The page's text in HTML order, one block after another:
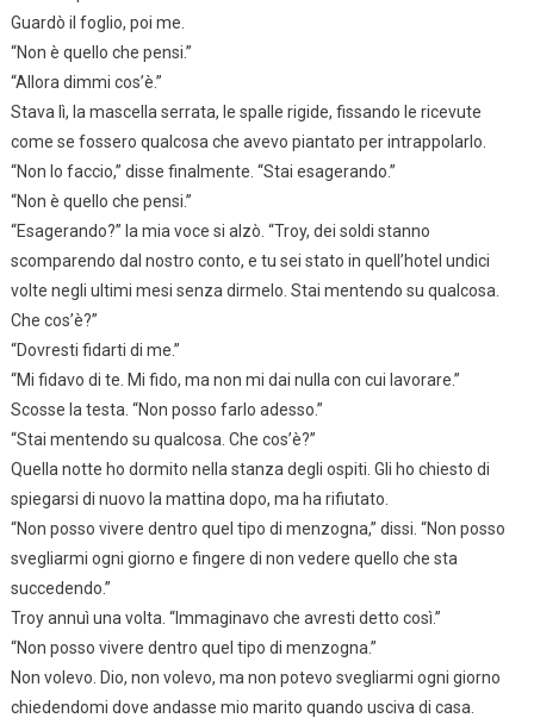
Guardò il foglio, poi me.
“Non è quello che pensi.”
“Allora dimmi cos’è.”
Stava lì, la mascella serrata, le spalle rigide, fissando le ricevute
come se fossero qualcosa che avevo piantato per intrappolarlo.
“Non lo faccio,” disse finalmente. “Stai esagerando.”
“Non è quello che pensi.”
“Esagerando?” la mia voce si alzò. “Troy, dei soldi stanno
scomparendo dal nostro conto, e tu sei stato in quell’hotel undici
volte negli ultimi mesi senza dirmelo. Stai mentendo su qualcosa.
Che cos’è?”
“Dovresti fidarti di me.”
“Mi fidavo di te. Mi fido, ma non mi dai nulla con cui lavorare.”
Scosse la testa. “Non posso farlo adesso.”
“Stai mentendo su qualcosa. Che cos’è?”
Quella notte ho dormito nella stanza degli ospiti. Gli ho chiesto di
spiegarsi di nuovo la mattina dopo, ma ha rifiutato.
“Non posso vivere dentro quel tipo di menzogna,” dissi. “Non posso
svegliarmi ogni giorno e fingere di non vedere quello che sta
succedendo.”
Troy annuì una volta. “Immaginavo che avresti detto così.”
“Non posso vivere dentro quel tipo di menzogna.”
Non volevo. Dio, non volevo, ma non potevo svegliarmi ogni giorno
chiedendomi dove andasse mio marito quando usciva di casa.